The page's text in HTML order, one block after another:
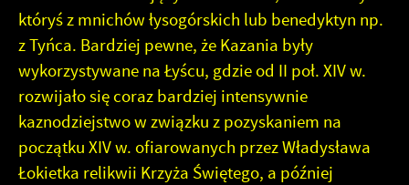
któryś z mnichów łysogórskich lub benedyktyn np.
z Tyńca. Bardziej pewne, że Kazania były
wykorzystywane na Łyścu, gdzie od II poł. XIV w.
rozwijało się coraz bardziej intensywnie
kaznodziejstwo w związku z pozyskaniem na
początku XIV w. ofiarowanych przez Władysława
Łokietka relikwii Krzyża Świętego, a później